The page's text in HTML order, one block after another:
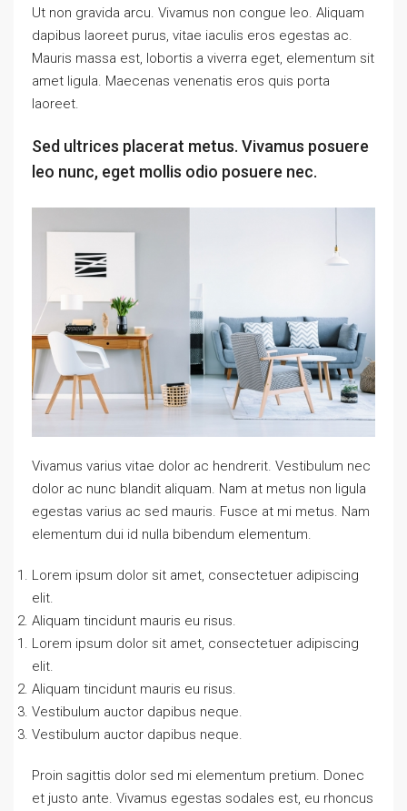
Ut non gravida arcu. Vivamus non congue leo. Aliquam
dapibus laoreet purus, vitae iaculis eros egestas ac.
Mauris massa est, lobortis a viverra eget, elementum sit
amet ligula. Maecenas venenatis eros quis porta
laoreet.
Sed ultrices placerat metus. Vivamus posuere
leo nunc, eget mollis odio posuere nec.
Vivamus varius vitae dolor ac hendrerit. Vestibulum nec
dolor ac nunc blandit aliquam. Nam at metus non ligula
egestas varius ac sed mauris. Fusce at mi metus. Nam
elementum dui id nulla bibendum elementum.
Lorem ipsum dolor sit amet, consectetuer adipiscing
elit.
Aliquam tincidunt mauris eu risus.
Lorem ipsum dolor sit amet, consectetuer adipiscing
elit.
Aliquam tincidunt mauris eu risus.
Vestibulum auctor dapibus neque.
Vestibulum auctor dapibus neque.
Proin sagittis dolor sed mi elementum pretium. Donec
et justo ante. Vivamus egestas sodales est, eu rhoncus